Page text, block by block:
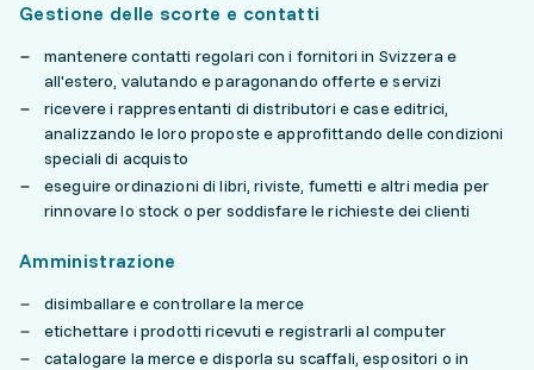
Gestione delle scorte e contatti
mantenere contatti regolari con i fornitori in Svizzera e
all'estero, valutando e paragonando offerte e servizi
ricevere i rappresentanti di distributori e case editrici,
analizzando le loro proposte e approfittando delle condizioni
speciali di acquisto
eseguire ordinazioni di libri, riviste, fumetti e altri media per
rinnovare lo stock o per soddisfare le richieste dei clienti
Amministrazione
disimballare e controllare la merce
etichettare i prodotti ricevuti e registrarli al computer
catalogare la merce e disporla su scaffali, espositori o in